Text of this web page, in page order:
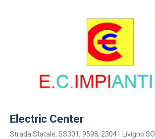
Electric Center
Strada Statale, SS301, 9598, 23041 Livigno SO